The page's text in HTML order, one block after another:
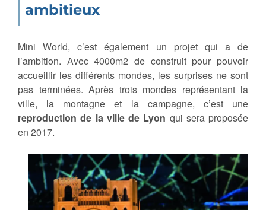
ambitieux
Mini World, c’est également un projet qui a de
l’ambition. Avec 4000m2 de construit pour pouvoir
accueillir les différents mondes, les surprises ne sont
pas terminées. Après trois mondes représentant la
ville, la montagne et la campagne, c’est une
reproduction de la ville de Lyon qui sera proposée
en 2017.